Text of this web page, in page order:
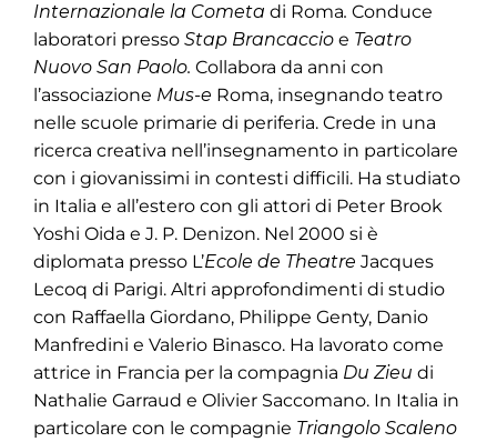
Internazionale la Cometa di Roma. Conduce
laboratori presso Stap Brancaccio e Teatro
Nuovo San Paolo. Collabora da anni con
l’associazione Mus-e Roma, insegnando teatro
nelle scuole primarie di periferia. Crede in una
ricerca creativa nell’insegnamento in particolare
con i giovanissimi in contesti difficili. Ha studiato
in Italia e all’estero con gli attori di Peter Brook
Yoshi Oida e J. P. Denizon. Nel 2000 si è
diplomata presso L’Ecole de Theatre Jacques
Lecoq di Parigi. Altri approfondimenti di studio
con Raffaella Giordano, Philippe Genty, Danio
Manfredini e Valerio Binasco. Ha lavorato come
attrice in Francia per la compagnia Du Zieu di
Nathalie Garraud e Olivier Saccomano. In Italia in
particolare con le compagnie Triangolo Scaleno